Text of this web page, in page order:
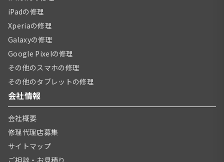
iPadの修理
Xperiaの修理
Galaxyの修理
Google Pixelの修理
その他のスマホの修理
その他のタブレットの修理
会社情報
会社概要
修理代理店募集
サイトマップ